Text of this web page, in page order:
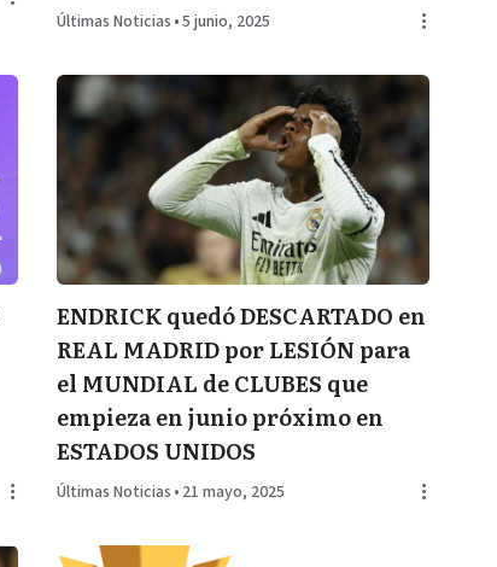
Últimas Noticias •5 junio, 2025
ENDRICK quedó DESCARTADO en
REAL MADRID por LESIÓN para
el MUNDIAL de CLUBES que
empieza en junio próximo en
ESTADOS UNIDOS
Últimas Noticias • 21 mayo, 2025